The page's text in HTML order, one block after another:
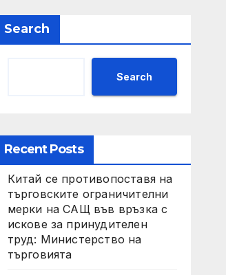
Search
Search
Recent Posts
Китай се противопоставя на
търговските ограничителни
мерки на САЩ във връзка с
искове за принудителен
труд: Министерство на
търговията